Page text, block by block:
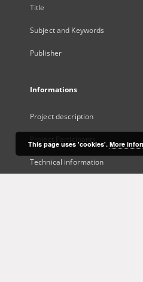
Title
Subject and Keywords
Publisher
Informations
Project description
Project Participants
Technical information
This page uses 'cookies'. More